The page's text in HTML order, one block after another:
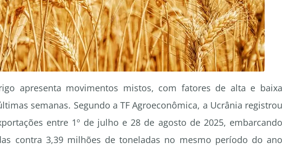
apresenta movimentos mistos, com fatores de alta e baixa
semanas. Segundo a TF Agroeconômica, a Ucrânia registrou
entre 1º de julho e 28 de agosto de 2025, embarcando
contra 3,39 milhões de toneladas no mesmo período do ano